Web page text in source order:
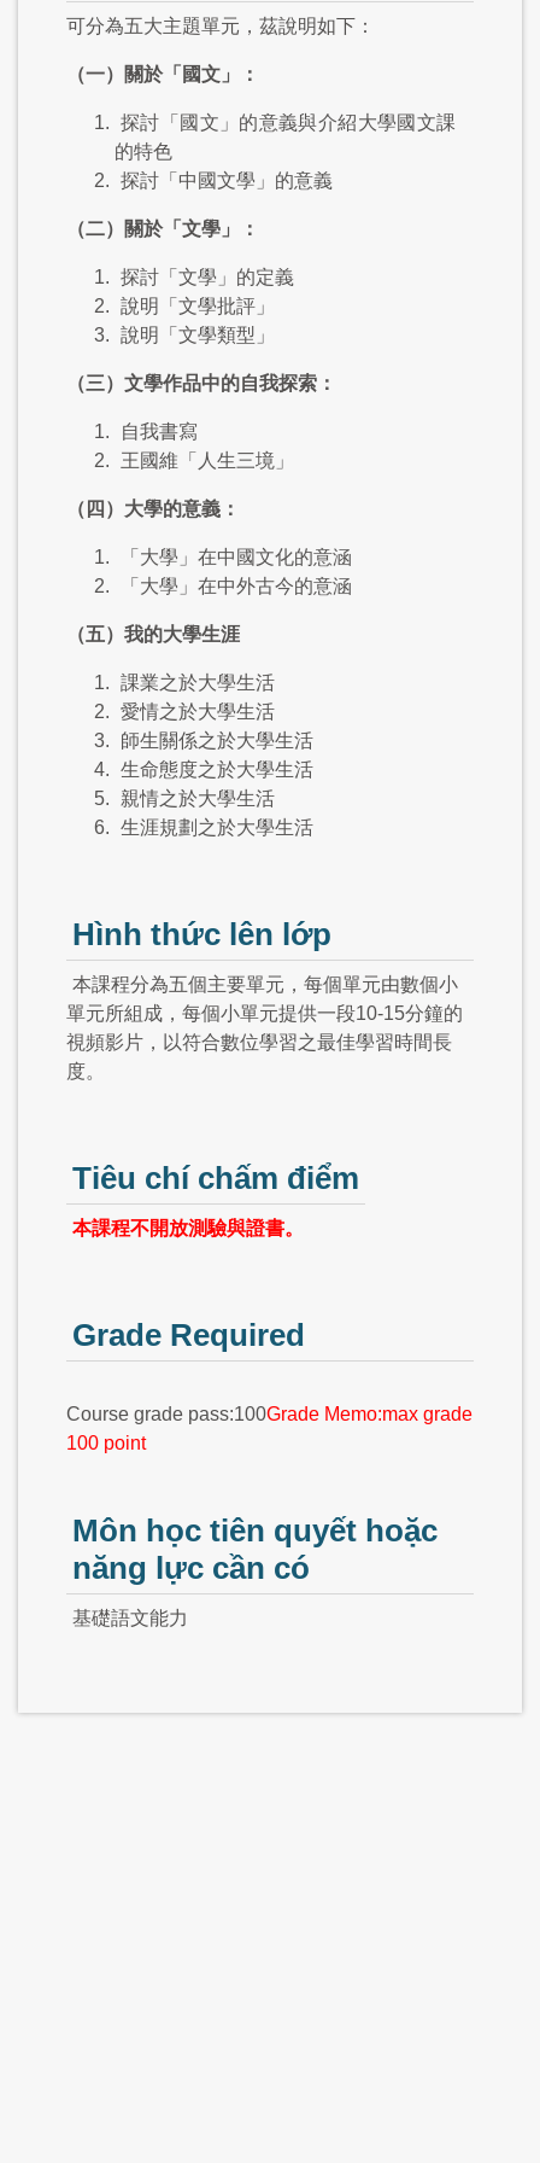
可分為五大主題單元，茲說明如下：
（一）關於「國文」：
探討「國文」的意義與介紹大學國文課
的特色
探討「中國文學」的意義
（二）關於「文學」：
探討「文學」的定義
說明「文學批評」
說明「文學類型」
（三）文學作品中的自我探索：
自我書寫
王國維「人生三境」
（四）大學的意義：
「大學」在中國文化的意涵
「大學」在中外古今的意涵
（五）我的大學生涯
課業之於大學生活
愛情之於大學生活
師生關係之於大學生活
生命態度之於大學生活
親情之於大學生活
生涯規劃之於大學生活
Hình thức lên lớp
本課程分為五個主要單元，每個單元由數個小
單元所組成，每個小單元提供一段10-15分鐘的
視頻影片，以符合數位學習之最佳學習時間長
度。
Tiêu chí chấm điểm
本課程不開放測驗與證書。
Grade Required
Course grade pass:100Grade Memo:max grade
100 point
Môn học tiên quyết hoặc
năng lực cần có
基礎語文能力